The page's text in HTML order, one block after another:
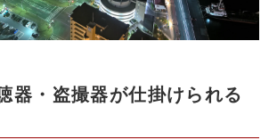
器・盗撮器が仕掛けられる